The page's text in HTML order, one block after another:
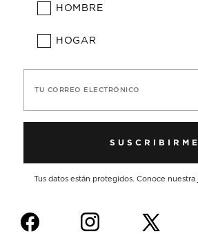
HOMBRE
HOGAR
TU CORREO ELECTRÓNICO
SUSCRIBIRME
Tus datos están protegidos. Conoce nuestra
f i